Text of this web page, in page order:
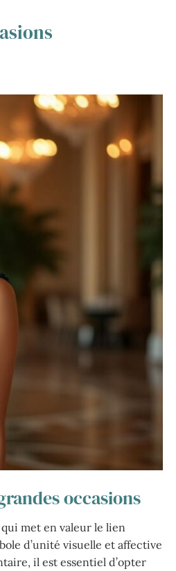
occasions
met en valeur le lien
d’unité visuelle et affective
il est essentiel d’opter